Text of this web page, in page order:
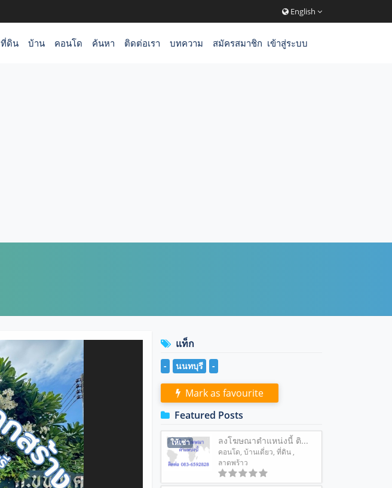
English
ที่ดิน บ้าน คอนโด ค้นหา ติดต่อเรา บทความ สมัครสมาชิก เข้าสู่ระบบ
แท็ก
- นนทบุรี -
Mark as favourite
Featured Posts
ให้เช่า ลงโฆษณาตำแหน่งนี้ ติ...
คอนโด, บ้านเดี่ยว, ที่ดิน ,
ลาดพร้าว